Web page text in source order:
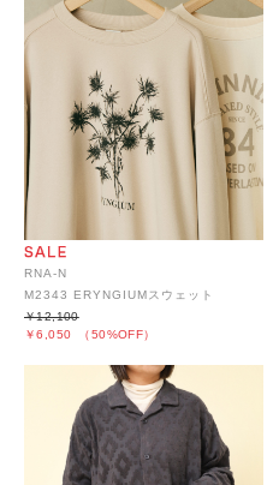
RNA-N
M2343 ERYNGIUMスウェット
￥6,050 （50%OFF）
￥12,100